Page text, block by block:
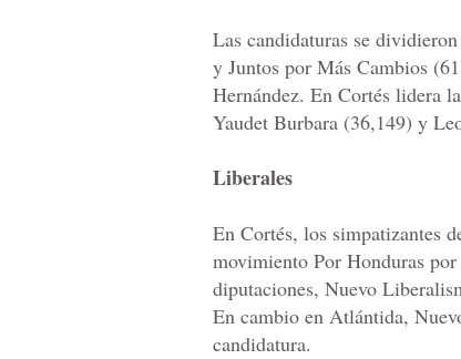
Las candidaturas se
y Juntos por Más Cambios
Hernández. En Cortés lidera
Yaudet Burbara (36,149) y
Liberales
En Cortés, los simpatizantes
movimiento Por Honduras
diputaciones, Nuevo
En cambio en Atlántida,
candidatura.